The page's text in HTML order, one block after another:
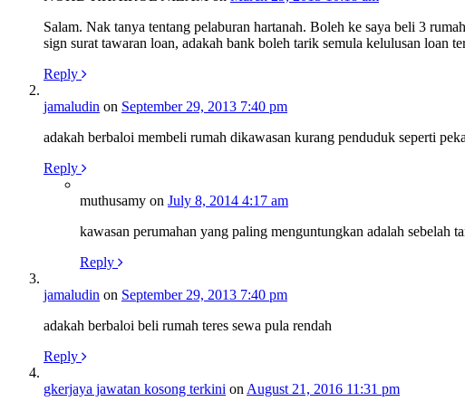
Salam. Nak tanya tentang pelaburan hartanah. Boleh ke saya beli 3
sign surat tawaran loan, adakah bank boleh tarik semula kelulusan loan
Reply
jamaludin on September 29, 2013 7:40 pm
adakah berbaloi membeli rumah dikawasan kurang penduduk seperti
Reply
muthusamy on July 8, 2014 4:17 am
kawasan perumahan yang paling menguntungkan adalah
Reply
jamaludin on September 29, 2013 7:40 pm
adakah berbaloi beli rumah teres sewa pula rendah
Reply
gkerjaya jawatan kosong terkini on August 21, 2016 11:31 pm